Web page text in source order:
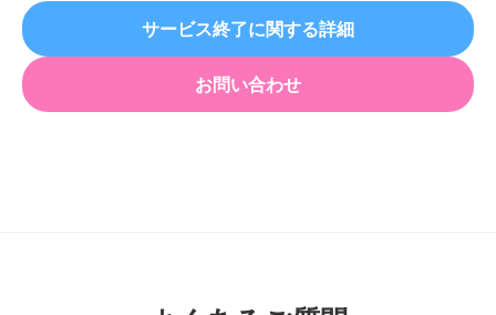
サービス終了に関する詳細
お問い合わせ